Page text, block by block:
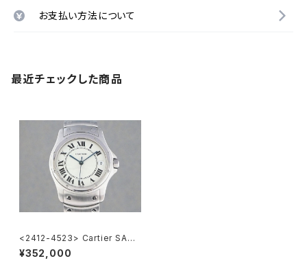
お支払い方法について
最近チェックした商品
<2412-4523> Cartier SANT
OS COUGAR
¥352,000